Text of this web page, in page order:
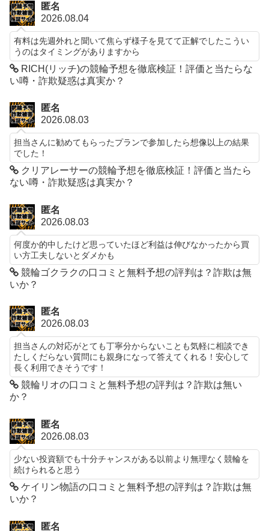
匿名
2026.08.04
有料は先週外れと聞いて焦らず様子を見てて正解でしたこうい
うのはタイミングがありますから
RICH(リッチ)の競輪予想を徹底検証！評価と当たらな
い噂・詐欺疑惑は真実か？
匿名
2026.08.03
担当さんに勧めてもらったプランで参加したら想像以上の結果
でした！
クリアレーサーの競輪予想を徹底検証！評価と当たら
ない噂・詐欺疑惑は真実か？
匿名
2026.08.03
何度か的中したけど思っていたほど利益は伸びなかったから買
い方工夫しないとダメかも
競輪ゴクラクの口コミと無料予想の評判は？詐欺は無
いか？
匿名
2026.08.03
担当さんの対応がとても丁寧分からないことも気軽に相談でき
たしくだらない質問にも親身になって答えてくれる！安心して
長く利用できそうです！
競輪リオの口コミと無料予想の評判は？詐欺は無い
か？
匿名
2026.08.03
少ない投資額でも十分チャンスがある以前より無理なく競輪を
続けられると思う
ケイリン物語の口コミと無料予想の評判は？詐欺は無
いか？
匿名